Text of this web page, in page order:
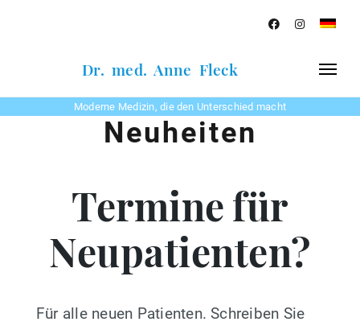
Dr. med. Anne Fleck
Moderne Medizin, die den Unterschied macht
Neuheiten
Termine für
Neupatienten?
Für alle neuen Patienten. Schreiben Sie